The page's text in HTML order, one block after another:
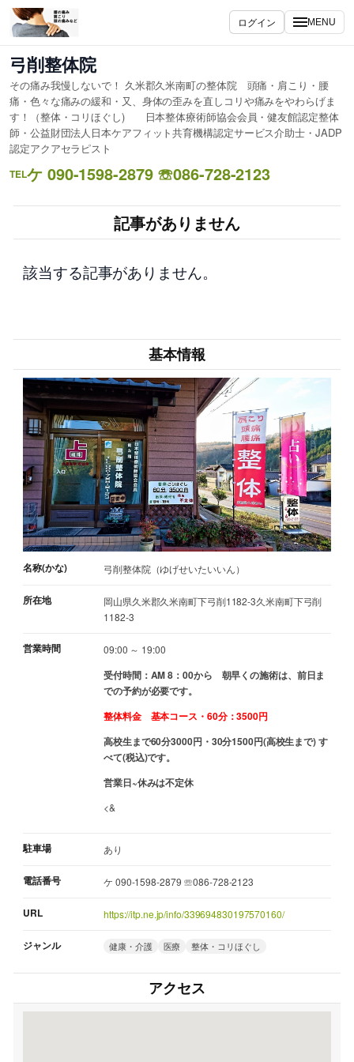
内
容
ス
キ
ッ
プ
ログイン MENU
弓削整体院
その痛み我慢しないで！ 久米郡久米南町の整体院 頭痛・肩こり・腰
痛・色々な痛みの緩和・又、身体の歪みを直しコリや痛みをやわらげま
す！（整体・コリほぐし) 日本整体療術師協会会員・健友館認定整体
師・公益財団法人日本ケアフィット共育機構認定サービス介助士・JADP
認定アクアセラピスト
TELケ 090-1598-2879 ☏086-728-2123
記事がありません
該当する記事がありません。
基本情報
名称(かな) 弓削整体院（ゆげせいたいいん）
所在地
岡山県久米郡久米南町下弓削1182-3久米南町下弓削
1182-3
営業時間 09:00 ～ 19:00
受付時間：AM 8：00から 朝早くの施術は、前日ま
での予約が必要です。
整体料金 基本コース・60分：3500円
高校生まで60分3000円・30分1500円(高校生まで) す
べて(税込)です。
営業日~休みは不定休
<&
駐車場 あり
電話番号 ケ 090-1598-2879 ☏086-728-2123
URL https://itp.ne.jp/info/339694830197570160/
ジャンル 健康・介護 医療 整体・コリほぐし
アクセス